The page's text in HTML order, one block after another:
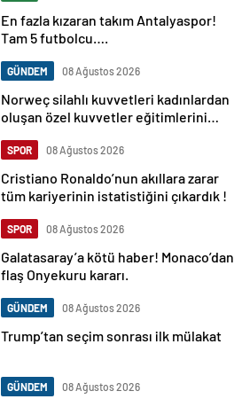
En fazla kızaran takım Antalyaspor!
Tam 5 futbolcu….
GÜNDEM 08 Ağustos 2026
Norweç silahlı kuvvetleri kadınlardan
oluşan özel kuvvetler eğitimlerini
SPOR 08 Ağustos 2026
Cristiano Ronaldo’nun akıllara zarar
tüm kariyerinin istatistiğini çıkardık !
SPOR 08 Ağustos 2026
Galatasaray’a kötü haber! Monaco’dan
flaş Onyekuru kararı.
GÜNDEM 08 Ağustos 2026
Trump’tan seçim sonrası ilk mülakat
GÜNDEM 08 Ağustos 2026